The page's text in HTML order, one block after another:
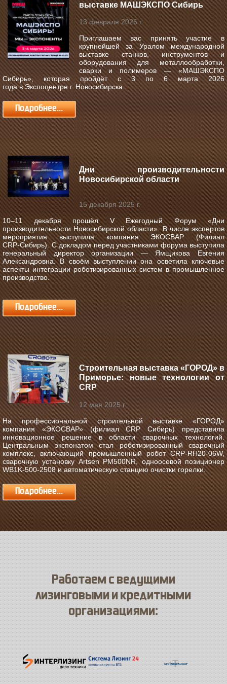
выставке МАШЭКСПО Сибирь
13 февраля 2026 г.
Приглашаем вас принять участие в
крупнейшей за Уралом международной
выставке станков, инструментов и
оборудования для металлообработки,
сварки и полимеров —«МАШЭКСПО
Сибирь», которая пройдёт с3 по 6 марта 2026
годавЭкспоцентре г. Новосибирска.
Подробнее...
Дни производительности
Новосибирской области
15 декабря 2025 г.
10–11 декабря прошёл V Ежегодный Форум «Дни
производительности Новосибирской области».В числе экспертов
мероприятия выступила компания ЭКОСВАР (Филиал
CRP‑Сибирь). С докладом перед участниками форума выступила
генеральный директор организации — Ямщикова Евгения
Александровна. В своём выступлении она осветила ключевые
аспекты интеграции роботизированных систем в промышленное
производство.
Подробнее...
Строительная выставка «ГОРОД» в
Приморье: новые технологии от
CRP
12 мая 2025 г.
На профессиональной строительной выставке «ГОРОД»
компания «ЭКОСВАР» (филиал CRP Сибирь) представила
инновационное решение в области сварочных технологий.
Центральным экспонатом стал роботизированный сварочный
комплекс, включающий промышленный робот CRP-RH20-06W,
сварочную установку Artsen PM500NR, одноосевой позиционер
WB1K-500-2508 и автоматическую станцию очистки горелки.
Подробнее...
Работаем с ведущими
лизинговыми и кредитными
организациями: